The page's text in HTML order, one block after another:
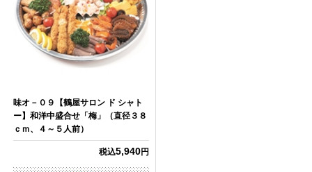
味オ－０９【鶴屋サロン ド シャト
ー】和洋中盛合せ「梅」（直径３８
ｃｍ、４～５人前）
税込5,940円